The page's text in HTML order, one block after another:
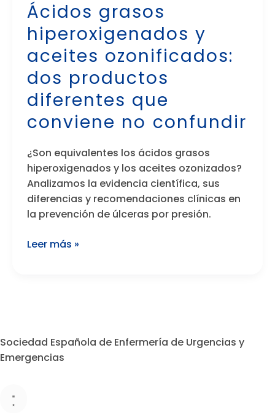
Ácidos grasos
hiperoxigenados y
aceites ozonificados:
dos productos
diferentes que
conviene no confundir
¿Son equivalentes los ácidos grasos
hiperoxigenados y los aceites ozonizados?
Analizamos la evidencia científica, sus
diferencias y recomendaciones clínicas en
la prevención de úlceras por presión.
hiperoxigenados
y
aceites
ozonificados:
dos
productos
diferentes
que
no
confundir
Leer más »
Sociedad Española de Enfermería de Urgencias y
Emergencias